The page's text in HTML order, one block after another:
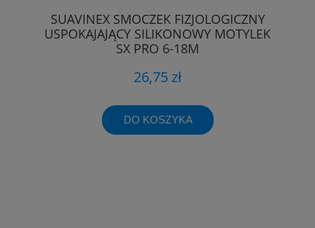
SUAVINEX SMOCZEK FIZJOLOGICZNY
USPOKAJAJĄCY SILIKONOWY MOTYLEK
SX PRO 6-18M
26,75 zł
DO KOSZYKA